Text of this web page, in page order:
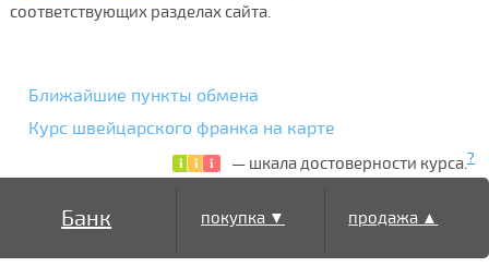
соответствующих разделах сайта.
Ближайшие пункты обмена
Курс швейцарского франка на карте
— шкала достоверности курса.?
Банк покупка ▼ продажа ▲